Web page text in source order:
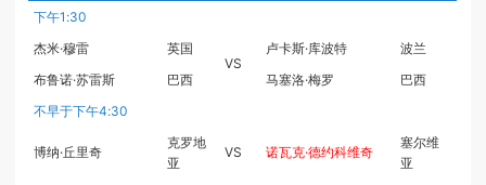
下午1:30
杰米·穆雷
英国
VS
卢卡斯·库波特
波兰
布鲁诺·苏雷斯
巴西 马塞洛·梅罗
巴西
不早于下午4:30
博纳·丘里奇
克罗地
亚
VS 诺瓦克·德约科维奇
塞尔维
亚